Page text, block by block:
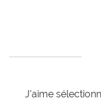
J'aime